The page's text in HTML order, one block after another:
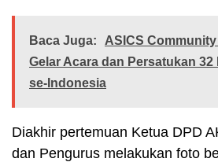
Baca Juga:
ASICS
Gelar Acara dan Persatukan
se-Indonesia
Diakhir pertemuan Ketua DPD
dan Pengurus melakukan foto